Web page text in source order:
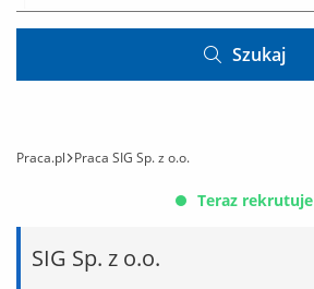
Szukaj
Praca.pl Praca SIG Sp. z o.o.
Teraz rekrutuje
SIG Sp. z o.o.